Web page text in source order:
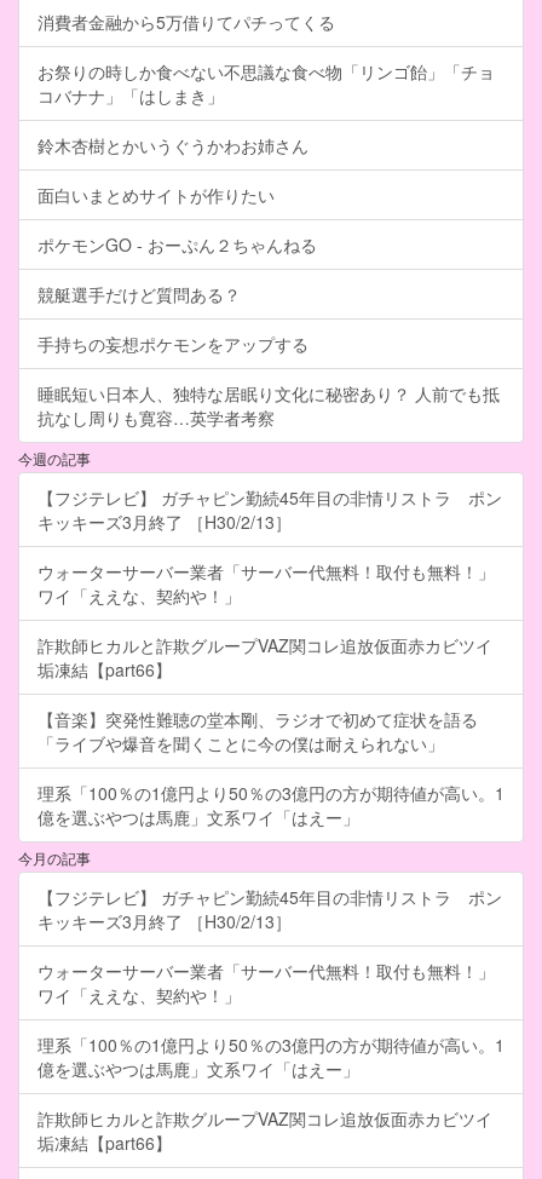
消費者金融から5万借りてパチってくる
お祭りの時しか食べない不思議な食べ物「リンゴ飴」「チョ
コバナナ」「はしまき」
鈴木杏樹とかいうぐうかわお姉さん
面白いまとめサイトが作りたい
ポケモンGO - おーぷん２ちゃんねる
競艇選手だけど質問ある？
手持ちの妄想ポケモンをアップする
睡眠短い日本人、独特な居眠り文化に秘密あり？ 人前でも抵
抗なし周りも寛容…英学者考察
今週の記事
【フジテレビ】 ガチャピン勤続45年目の非情リストラ ポン
キッキーズ3月終了 ［H30/2/13］
ウォーターサーバー業者「サーバー代無料！取付も無料！」
ワイ「ええな、契約や！」
詐欺師ヒカルと詐欺グループVAZ関コレ追放仮面赤カビツイ
垢凍結【part66】
【音楽】突発性難聴の堂本剛、ラジオで初めて症状を語る
「ライブや爆音を聞くことに今の僕は耐えられない」
理系「100％の1億円より50％の3億円の方が期待値が高い。1
億を選ぶやつは馬鹿」文系ワイ「はえー」
今月の記事
【フジテレビ】 ガチャピン勤続45年目の非情リストラ ポン
キッキーズ3月終了 ［H30/2/13］
ウォーターサーバー業者「サーバー代無料！取付も無料！」
ワイ「ええな、契約や！」
理系「100％の1億円より50％の3億円の方が期待値が高い。1
億を選ぶやつは馬鹿」文系ワイ「はえー」
詐欺師ヒカルと詐欺グループVAZ関コレ追放仮面赤カビツイ
垢凍結【part66】